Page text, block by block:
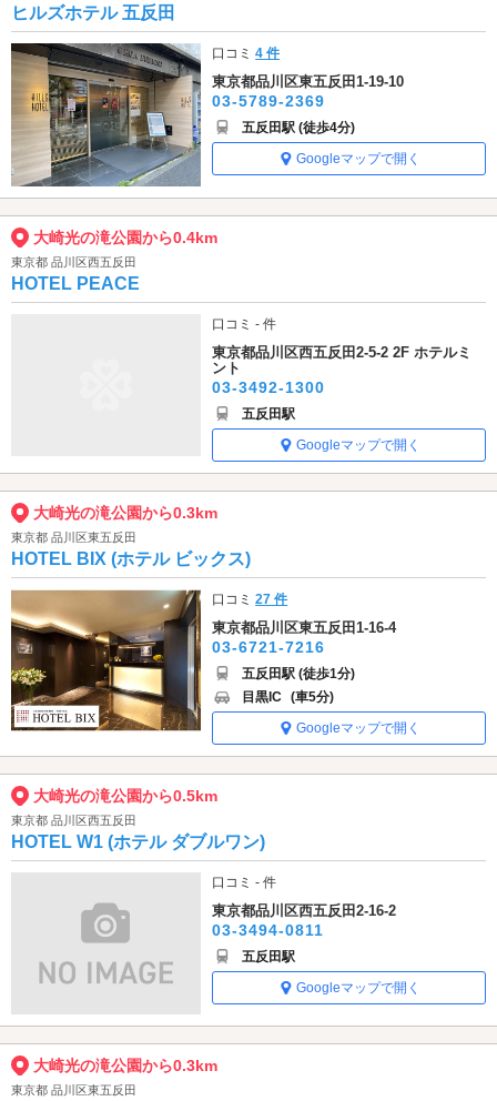
ヒルズホテル 五反田
口コミ4 件
東京都品川区東五反田1-19-10
03-5789-2369
五反田駅 (徒歩4分)
Googleマップで開く
大崎光の滝公園から0.4km
東京都 品川区西五反田
HOTEL PEACE
口コミ - 件
東京都品川区西五反田2-5-2 2F ホテルミ
ント
03-3492-1300
五反田駅
Googleマップで開く
大崎光の滝公園から0.3km
東京都 品川区東五反田
HOTEL BIX (ホテル ビックス)
口コミ27 件
東京都品川区東五反田1-16-4
03-6721-7216
五反田駅 (徒歩1分)
目黒IC (車5分)
Googleマップで開く
大崎光の滝公園から0.5km
東京都 品川区西五反田
HOTEL W1 (ホテル ダブルワン)
口コミ - 件
東京都品川区西五反田2-16-2
03-3494-0811
五反田駅
Googleマップで開く
大崎光の滝公園から0.3km
東京都 品川区東五反田